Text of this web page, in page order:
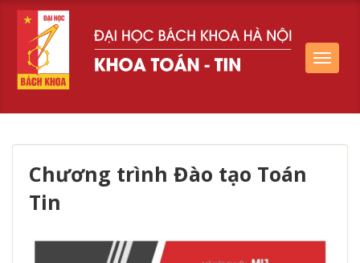
Toggle
Chương trình Đào tạo Toán
Tin